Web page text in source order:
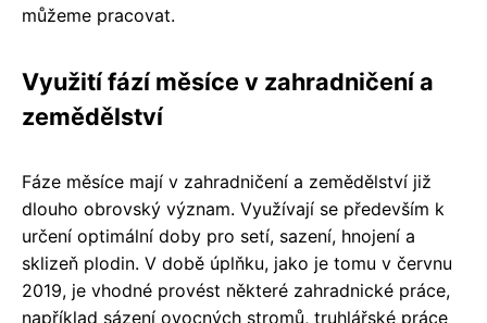
můžeme pracovat.
Využití fází měsíce v zahradničení a
zemědělství
Fáze měsíce mají v zahradničení a zemědělství již
dlouho obrovský význam. Využívají se především k
určení optimální doby pro setí, sazení, hnojení a
sklizeň plodin. V době úplňku, jako je tomu v červnu
2019, je vhodné provést některé zahradnické práce,
například sázení ovocných stromů, truhlářské práce